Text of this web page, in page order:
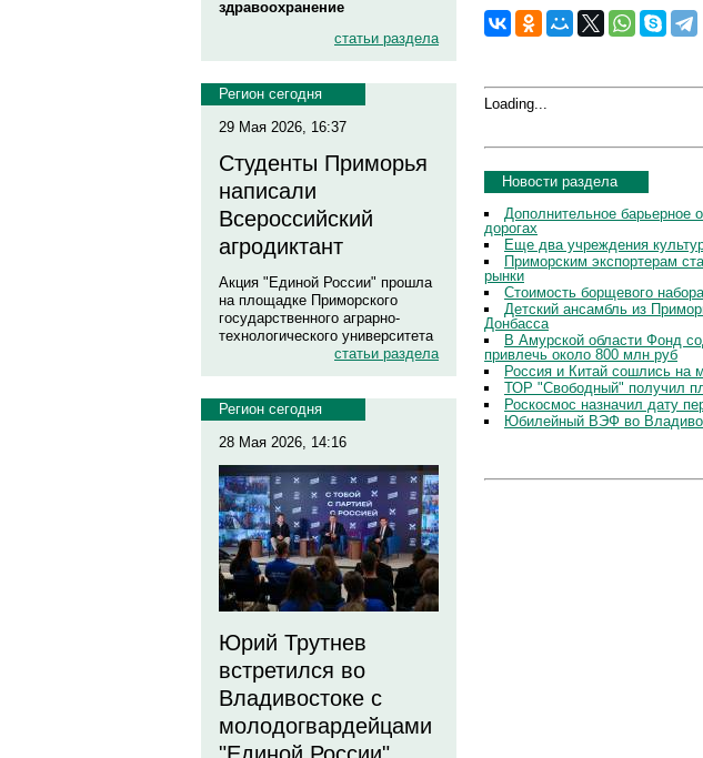
здравоохранение
статьи раздела
Регион сегодня
29 Мая 2026, 16:37
Студенты Приморья
написали
Всероссийский
агродиктант
Акция "Единой России" прошла
на площадке Приморского
государственного аграрно-
технологического университета
статьи раздела
Регион сегодня
28 Мая 2026, 14:16
Юрий Трутнев
встретился во
Владивостоке с
молодогвардейцами
Loading...
Новости раздела
Дополнительное барьерное
дорогах
Еще два учреждения
Приморским экспортерам
рынки
Стоимость борщевого
Детский ансамбль из
Донбасса
В Амурской области Фонд
привлечь около 800 млн руб
Россия и Китай сошлись на
ТОР "Свободный" получил
Роскосмос назначил дату
Юбилейный ВЭФ во